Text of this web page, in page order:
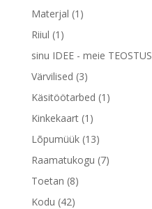
toodet
Materjal 1 1
Riiul 1 1
toode
sinu IDEE - meie TEOSTUS
Värvilised 33
toodet
Käsitöötarbed 1 1
Kinkekaart 1 1
toode
Lõpumüük 1313
toodet
Raamatukogu 77
Toetan 88
Kodu 4242